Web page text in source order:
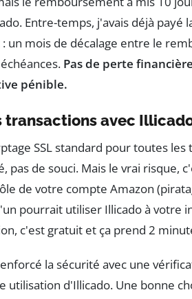
Entre-temps, j'avais déjà payé
un mois de décalage entre le
Pas de perte
pénible.
transactions avec
SSL standard pour toutes les
pas de souci. Mais le vrai risque,
de votre compte Amazon
pourrait utiliser Illicado à votre
c'est gratuit et ça prend 2
la sécurité avec une
utilisation d'Illicado. Une bonne